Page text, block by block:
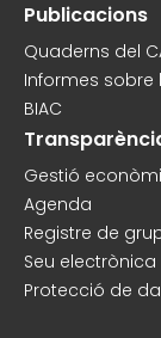
Publicacions
Quaderns del
Informes
BIAC
Gestió
Agenda
Registre de
Seu electrònica
Protecció de